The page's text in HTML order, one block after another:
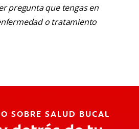
pregunta que tengas en
o tratamiento
SOBRE SALUD BUCAL